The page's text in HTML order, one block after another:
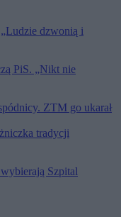
dzwonią i
PiS. „Nikt nie
ZTM go ukarał
tradycji
Szpital